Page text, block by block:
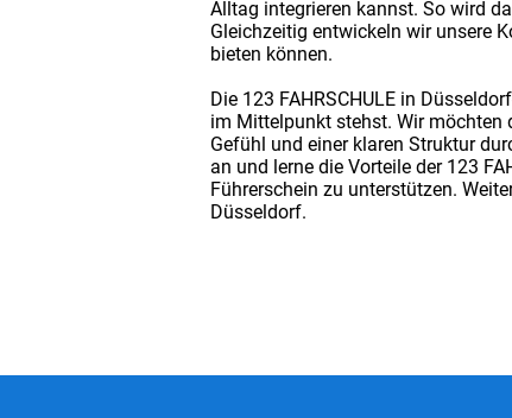
Alltag integrieren kannst. So wird
Gleichzeitig entwickeln wir unsere
bieten können.
Die 123 FAHRSCHULE in
im Mittelpunkt stehst. Wir möchten
Gefühl und einer klaren Struktur
an und lerne die Vorteile der 123
Führerschein zu unterstützen.
Düsseldorf.